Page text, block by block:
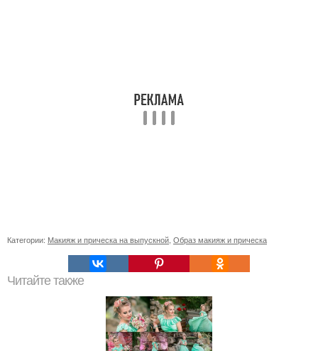
Категории: Макияж и прическа на выпускной, Образ макияж и прическа
Читайте также